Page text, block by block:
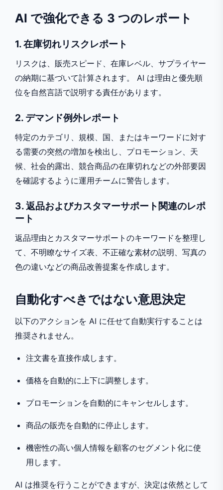
AI で強化できる 3 つのレポート
1. 在庫切れリスクレポート
リスクは、販売スピード、在庫レベル、サプライヤー
の納期に基づいて計算されます。 AI は理由と優先順
位を自然言語で説明する責任があります。
2. デマンド例外レポート
特定のカテゴリ、規模、国、またはキーワードに対す
る需要の突然の増加を検出し、プロモーション、天
候、社会的露出、競合商品の在庫切れなどの外部要因
を確認するように運用チームに警告します。
3. 返品およびカスタマーサポート関連のレポ
ート
返品理由とカスタマーサポートのキーワードを整理し
て、不明瞭なサイズ表、不正確な素材の説明、写真の
色の違いなどの商品改善提案を作成します。
自動化すべきではない意思決定
以下のアクションを AI に任せて自動実行することは
推奨されません。
注文書を直接作成します。
価格を自動的に上下に調整します。
プロモーションを自動的にキャンセルします。
商品の販売を自動的に停止します。
機密性の高い個人情報を顧客のセグメント化に使
用します。
AI は推奨を行うことができますが、決定は依然として